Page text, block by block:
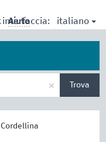
interfaccia: italiano
Aiuto
× Trova
Cordellina